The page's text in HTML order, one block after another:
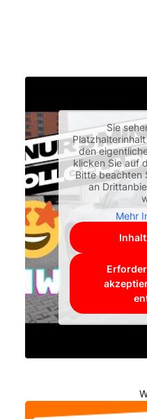
Sie
den
klicken Sie auf
Bitte beachten
an
Mehr